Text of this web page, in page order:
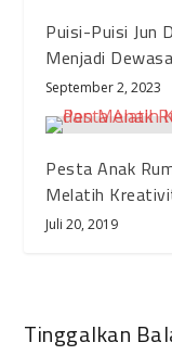
Puisi-Puisi Jun
Menjadi Dewasa
September 2, 2023
Pesta Anak
Melatih
Juli 20, 2019
Tinggalkan